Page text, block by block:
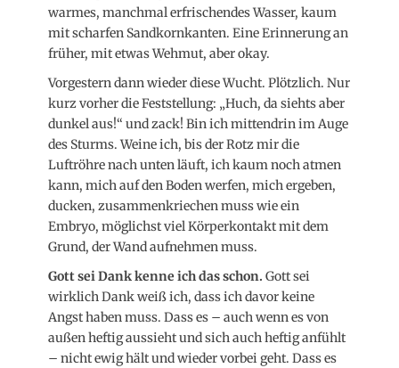
warmes, manchmal erfrischendes Wasser, kaum
mit scharfen Sandkornkanten. Eine Erinnerung an
früher, mit etwas Wehmut, aber okay.
Vorgestern dann wieder diese Wucht. Plötzlich. Nur
kurz vorher die Feststellung: „Huch, da siehts aber
dunkel aus!“ und zack! Bin ich mittendrin im Auge
des Sturms. Weine ich, bis der Rotz mir die
Luftröhre nach unten läuft, ich kaum noch atmen
kann, mich auf den Boden werfen, mich ergeben,
ducken, zusammenkriechen muss wie ein
Embryo, möglichst viel Körperkontakt mit dem
Grund, der Wand aufnehmen muss.
Gott sei Dank kenne ich das schon. Gott sei
wirklich Dank weiß ich, dass ich davor keine
Angst haben muss. Dass es – auch wenn es von
außen heftig aussieht und sich auch heftig anfühlt
– nicht ewig hält und wieder vorbei geht. Dass es